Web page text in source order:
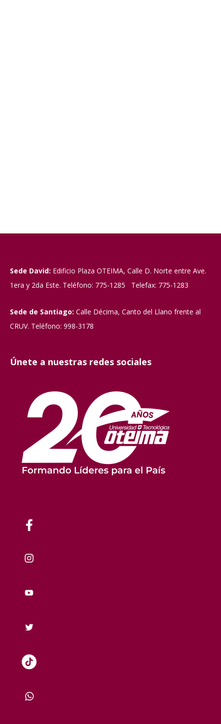
Sede David: Edificio Plaza OTEIMA, Calle D. Norte entre Ave.
1era y 2da Este. Teléfono: 775-1285 Telefax: 775-1283
Sede de Santiago: Calle Décima, Canto del Llano frente al
CRUV. Teléfono: 998-3178
Únete a nuestras redes sociales